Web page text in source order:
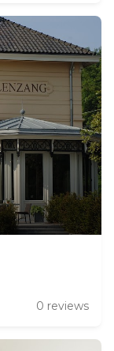
0 reviews